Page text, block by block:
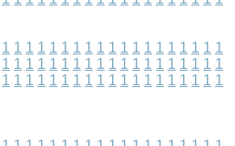
1 1 1 1 1 1 1 1 1 1 1 1 1 1 1 1 1 1 1
1 1 1 1 1 1 1 1 1 1 1 1 1 1 1 1 1 1 1
1 1 1 1 1 1 1 1 1 1 1 1 1 1 1 1 1 1 1